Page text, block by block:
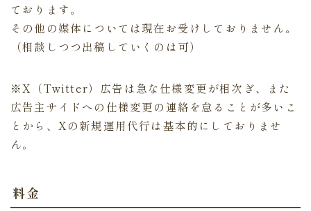
ております。
その他の媒体については現在お受けしておりません。
（相談しつつ出稿していくのは可）
※X（Twitter）広告は急な仕様変更が相次ぎ、また
広告主サイドへの仕様変更の連絡を怠ることが多いこ
とから、Xの新規運用代行は基本的にしておりませ
ん。
料金